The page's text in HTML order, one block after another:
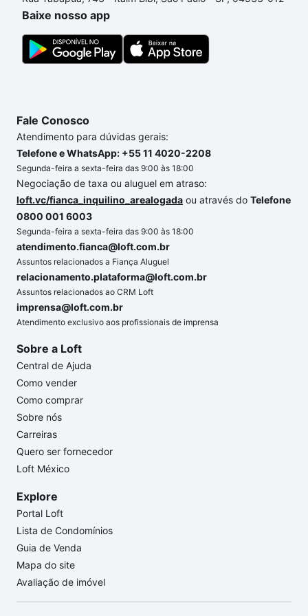
custa comprar um apartamento e conte com a
gente para comprar o imóvel dos seus sonhos com
segurança e conforto. Loft, com você até as
chaves.
Baixe nosso app
Fale Conosco
Atendimento para dúvidas gerais:
Telefone e WhatsApp: +55 11 4020-2208
Segunda-feira a sexta-feira das 9:00 às 18:00
Negociação de taxa ou aluguel em atraso:
loft.vc/fianca_inquilino_arealogada ou através do Telefone
0800 001 6003
Segunda-feira a sexta-feira das 9:00 às 18:00
atendimento.fianca@loft.com.br
Assuntos relacionados a Fiança Aluguel
relacionamento.plataforma@loft.com.br
Assuntos relacionados ao CRM Loft
imprensa@loft.com.br
Atendimento exclusivo aos profissionais de imprensa
Sobre a Loft
Central de Ajuda
Como vender
Como comprar
Sobre nós
Carreiras
Quero ser fornecedor
Loft México
Explore
Portal Loft
Lista de Condomínios
Guia de Venda
Mapa do site
Avaliação de imóvel